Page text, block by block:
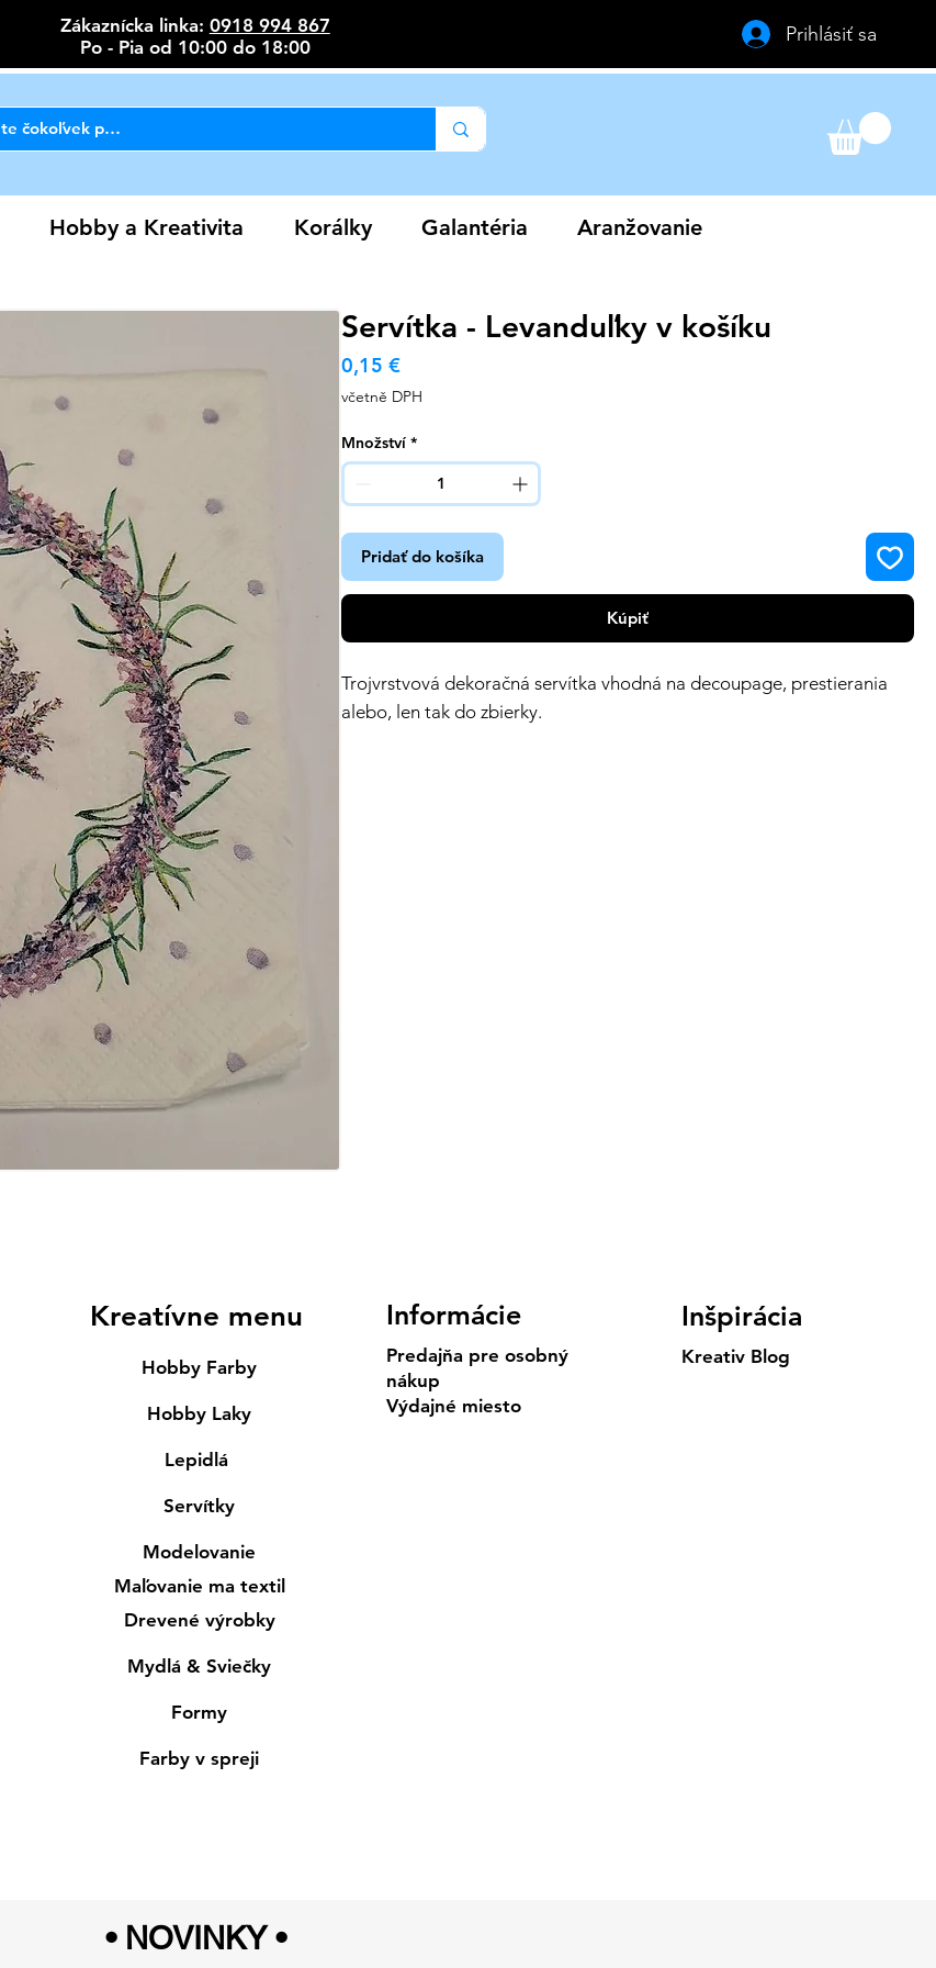
Zákaznícka linka: 0918 994 867
Po - Pia od 10:00 do 18:00
Prihlásiť sa
Hobby a Kreativita Korálky Galantéria Aranžovanie
Servítka - Levanduľky v košíku
0,15 €Cena
včetně DPH
Množství *
Pridať do košíka
Kúpiť
Trojvrstvová dekoračná servítka vhodná na decoupage, prestierania
alebo, len tak do zbierky.
Kreatívne menu
Hobby Farby
Hobby Laky
Lepidlá
Servítky
Modelovanie
Maľovanie ma textil
Drevené výrobky
Mydlá & Sviečky
Formy
Farby v spreji
Informácie
Predajňa pre osobný
nákup
Výdajné miesto
Inšpirácia
Kreativ Blog
• NOVINKY •